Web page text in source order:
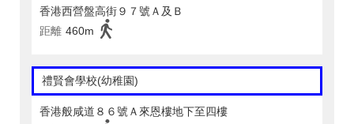
香港西營盤高街９７號Ａ及Ｂ
距離 460m
禮賢會學校(幼稚園)
香港般咸道８６號Ａ來恩樓地下至四樓